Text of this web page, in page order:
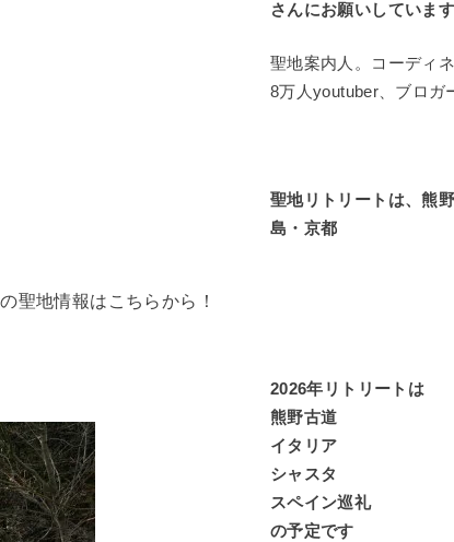
聖地情報はこちらから！
さんにお願いしています
聖地案内人。コーディ
8万人youtuber、ブロガ
聖地リトリートは、熊
島・京都
2026年リトリートは
熊野古道
イタリア
シャスタ
スペイン巡礼
の予定です